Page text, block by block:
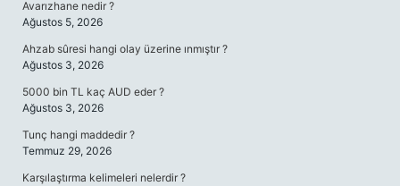
Avarızhane nedir ?
Ağustos 5, 2026
Ahzab sûresi hangi olay üzerine ınmıştır ?
Ağustos 3, 2026
5000 bin TL kaç AUD eder ?
Ağustos 3, 2026
Tunç hangi maddedir ?
Temmuz 29, 2026
Karşılaştırma kelimeleri nelerdir ?